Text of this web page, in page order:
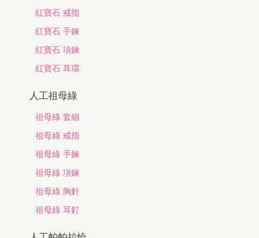
紅寶石 戒指
紅寶石 手鍊
紅寶石 項鍊
紅寶石 耳環
人工祖母綠
祖母綠 套組
祖母綠 戒指
祖母綠 手鍊
祖母綠 項鍊
祖母綠 胸針
祖母綠 耳釘